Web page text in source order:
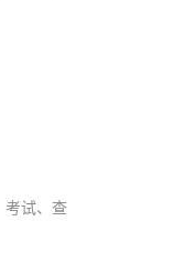
考试、查